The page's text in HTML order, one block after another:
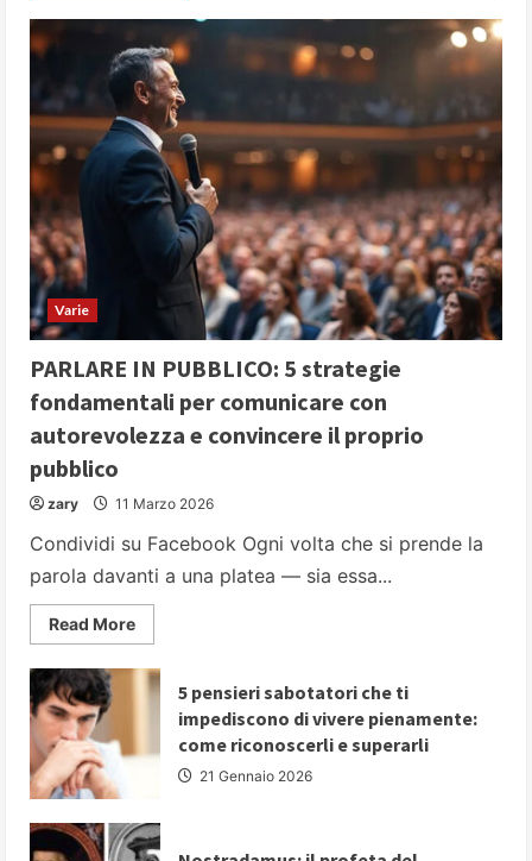
Varie
PARLARE IN PUBBLICO: 5 strategie
fondamentali per comunicare con
autorevolezza e convincere il proprio
pubblico
zary 11 Marzo 2026
Condividi su Facebook Ogni volta che si prende la
parola davanti a una platea — sia essa...
Read MoreRead
more
PARLARE
IN
PUBBLICO:
strategie
fondamentali
comunicare
autorevolezza
e
convincere
5 pensieri sabotatori che ti
impediscono di vivere pienamente:
come riconoscerli e superarli
21 Gennaio 2026